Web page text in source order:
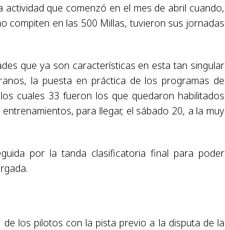
que comenzó en el mes de abril cuando,
compiten en las 500 Millas, tuvieron sus jornadas
que ya son características en esta tan singular
la puesta en práctica de los programas de
cuales 33 fueron los que quedaron habilitados
para llegar, el sábado 20, a la muy
por la tanda clasificatoria final para poder
los pilotos con la pista previo a la disputa de la